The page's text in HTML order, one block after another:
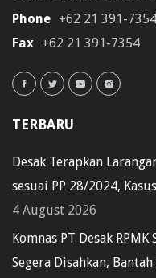
Phone +62 21 391-7354
Fax +62 21 391-7354
TERBARU
Desak Terapkan
sesuai PP 28/2024,
4 August 2026
Komnas PT Desak
Segera Disahkan,